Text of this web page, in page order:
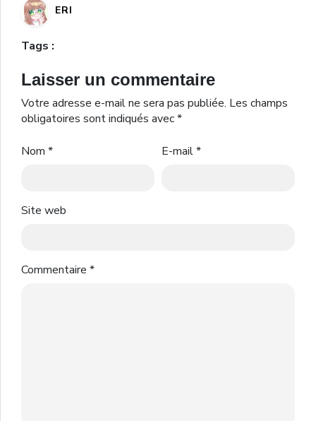
ERI
Tags :
Laisser un commentaire
Votre adresse e-mail ne sera pas publiée. Les champs
obligatoires sont indiqués avec*
Nom * E-mail*
Site web
Commentaire *